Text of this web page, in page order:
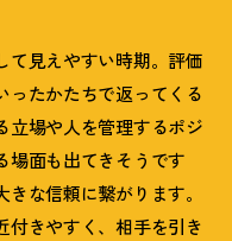
て見えやすい時期。評価
ったかたちで返ってくる
立場や人を管理するポジ
場面も出てきそうです
な信頼に繋がります。
付きやすく、相手を引き